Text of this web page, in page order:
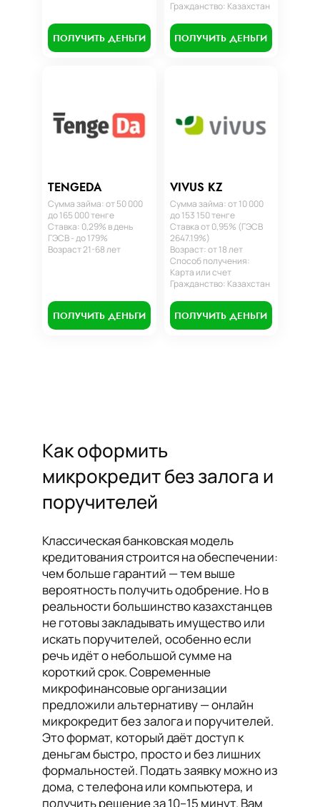
ПОЛУЧИТЬ ДЕНЬГИ
Гражданство: Казахстан
ПОЛУЧИТЬ ДЕНЬГИ
TENGEDA
Сумма займа: от 50 000
до 165 000 тенге
Ставка: 0,29% в день
ГЭСВ - до 179%
Возраст 21-68 лет
ПОЛУЧИТЬ ДЕНЬГИ
VIVUS KZ
Сумма займа: от 10 000
до 153 150 тенге
Ставка от 0,95% (ГЭСВ
2647.19%)
Возраст: от 18 лет
Способ получения:
Карта или счет
Гражданство: Казахстан
ПОЛУЧИТЬ ДЕНЬГИ
Как оформить
микрокредит без залога и
поручителей
Классическая банковская модель
кредитования строится на обеспечении:
чем больше гарантий — тем выше
вероятность получить одобрение. Но в
реальности большинство казахстанцев
не готовы закладывать имущество или
искать поручителей, особенно если
речь идёт о небольшой сумме на
короткий срок. Современные
микрофинансовые организации
предложили альтернативу — онлайн
микрокредит без залога и поручителей.
Это формат, который даёт доступ к
деньгам быстро, просто и без лишних
формальностей. Подать заявку можно из
дома, с телефона или компьютера, и
получить решение за 10–15 минут. Вам